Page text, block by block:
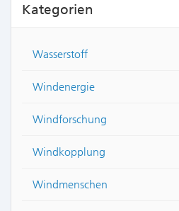
Kategorien
Wasserstoff
Windenergie
Windforschung
Windkopplung
Windmenschen